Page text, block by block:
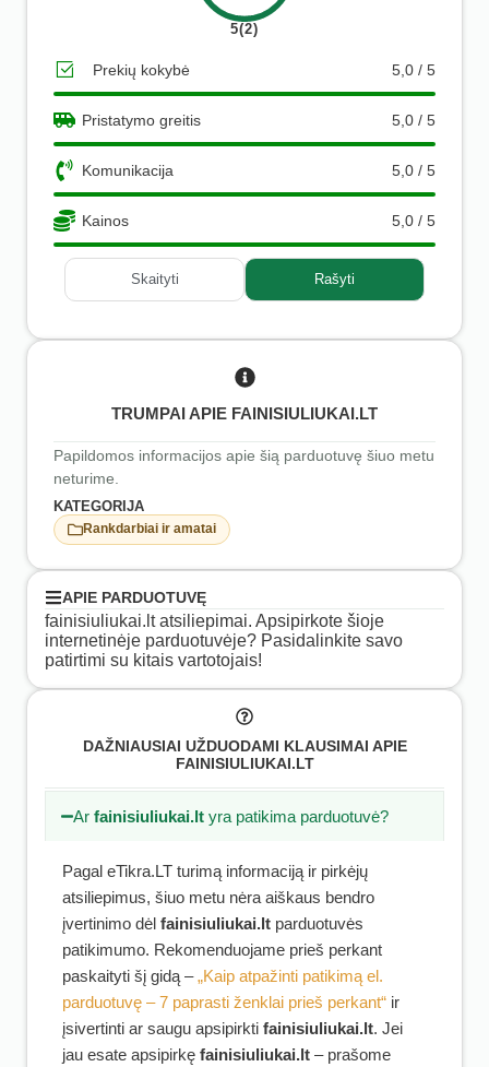
5(2)
Prekių kokybė 5,0 / 5
Pristatymo greitis 5,0 / 5
Komunikacija 5,0 / 5
Kainos 5,0 / 5
Skaityti Rašyti
TRUMPAI APIE FAINISIULIUKAI.LT
Papildomos informacijos apie šią parduotuvę šiuo metu
neturime.
KATEGORIJA
Rankdarbiai ir amatai
APIE PARDUOTUVĘ
fainisiuliukai.lt atsiliepimai. Apsipirkote šioje
internetinėje parduotuvėje? Pasidalinkite savo
patirtimi su kitais vartotojais!
DAŽNIAUSIAI UŽDUODAMI KLAUSIMAI APIE
FAINISIULIUKAI.LT
Arfainisiuliukai.lt yra patikima parduotuvė?
Pagal eTikra.LT turimą informaciją ir pirkėjų
atsiliepimus, šiuo metu nėra aiškaus bendro
įvertinimo dėl fainisiuliukai.lt parduotuvės
patikimumo. Rekomenduojame prieš perkant
paskaityti šį gidą –„Kaip atpažinti patikimą el.
parduotuvę – 7 paprasti ženklai prieš perkant“ ir
įsivertinti ar saugu apsipirkti fainisiuliukai.lt. Jei
jau esate apsipirkę fainisiuliukai.lt – prašome